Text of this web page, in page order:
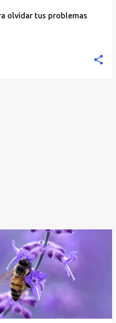
olvidar tus problemas